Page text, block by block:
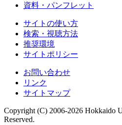
資料・パンフレット
サイトの使い方
検索・視聴方法
推奨環境
サイトポリシー
お問い合わせ
リンク
サイトマップ
Copyright (C) 2006-2026 Hokkaido
Reserved.